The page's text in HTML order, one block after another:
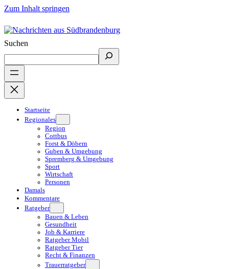
Zum Inhalt springen
Suchen
Startseite
Regionales
Region
Cottbus
Forst & Döbern
Guben & Umgebung
Spremberg & Umgebung
Sport
Wirtschaft
Personen
Damals
Kommentare
Ratgeber
Bauen & Leben
Gesundheit
Job & Karriere
Ratgeber Mobil
Ratgeber Tier
Recht & Finanzen
Trauerratgeber